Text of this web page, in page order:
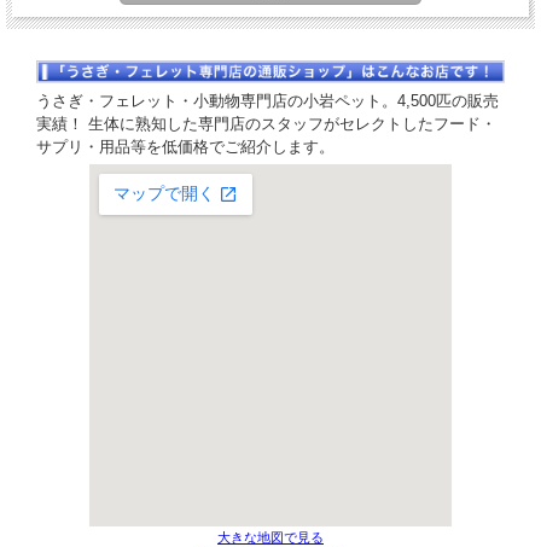
うさぎ・フェレット・小動物専門店の小岩ペット。4,500匹の販売
実績！ 生体に熟知した専門店のスタッフがセレクトしたフード・
サプリ・用品等を低価格でご紹介します。
大きな地図で見る